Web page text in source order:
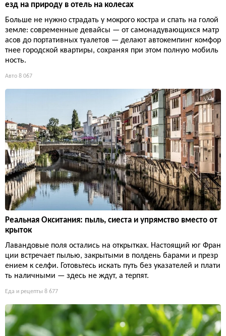
езд на природу в отель на колесах
Больше не нужно страдать у мокрого костра и спать на голой
земле: современные девайсы — от самонадувающихся матр
асов до портативных туалетов — делают автокемпинг комфор
тнее городской квартиры, сохраняя при этом полную мобиль
ность.
Авто 8 067
Реальная Окситания: пыль, сиеста и упрямство вместо от
крыток
Лавандовые поля остались на открытках. Настоящий юг Фран
ции встречает пылью, закрытыми в полдень барами и презр
ением к селфи. Готовьтесь искать путь без указателей и плати
ть наличными — здесь не ждут, а терпят.
Еда и рецепты 8 677